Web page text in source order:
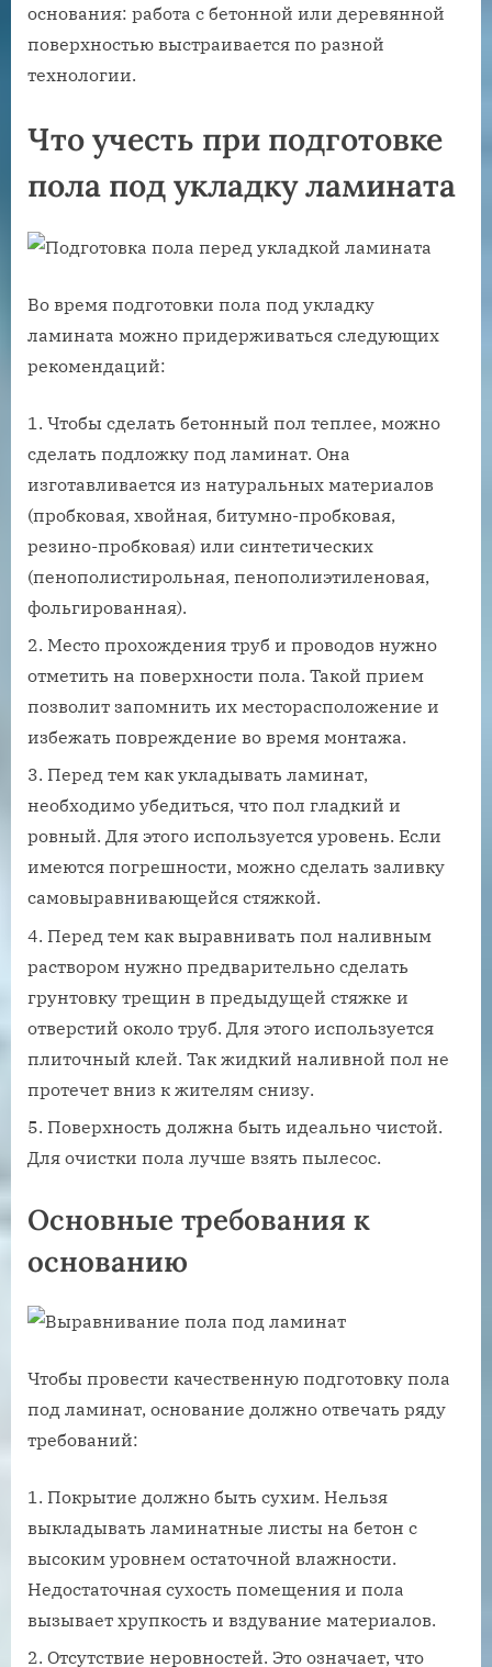
основания: работа с бетонной или деревянной
поверхностью выстраивается по разной
технологии.
Что учесть при подготовке
пола под укладку ламината
Во время подготовки пола под укладку
ламината можно придерживаться следующих
рекомендаций:
Чтобы сделать бетонный пол теплее, можно
сделать подложку под ламинат. Она
изготавливается из натуральных материалов
(пробковая, хвойная, битумно-пробковая,
резино-пробковая) или синтетических
(пенополистирольная, пенополиэтиленовая,
фольгированная).
Место прохождения труб и проводов нужно
отметить на поверхности пола. Такой прием
позволит запомнить их месторасположение и
избежать повреждение во время монтажа.
Перед тем как укладывать ламинат,
необходимо убедиться, что пол гладкий и
ровный. Для этого используется уровень. Если
имеются погрешности, можно сделать заливку
самовыравнивающейся стяжкой.
Перед тем как выравнивать пол наливным
раствором нужно предварительно сделать
грунтовку трещин в предыдущей стяжке и
отверстий около труб. Для этого используется
плиточный клей. Так жидкий наливной пол не
протечет вниз к жителям снизу.
Поверхность должна быть идеально чистой.
Для очистки пола лучше взять пылесос.
Основные требования к
основанию
Чтобы провести качественную подготовку пола
под ламинат, основание должно отвечать ряду
требований:
Покрытие должно быть сухим. Нельзя
выкладывать ламинатные листы на бетон с
высоким уровнем остаточной влажности.
Недостаточная сухость помещения и пола
вызывает хрупкость и вздувание материалов.
Отсутствие неровностей. Это означает, что